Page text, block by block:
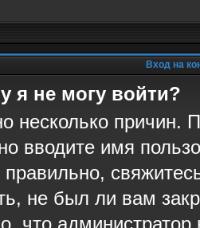
Вход на
я не могу войти?
несколько причин.
вводите имя
не был ли вам
что